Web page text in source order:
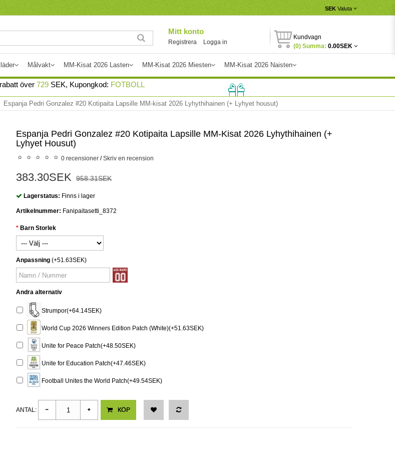
SEK Valuta
Mitt konto
Registrera Logga in
Kundvagn
(0) Summa: 0.00SEK
Målvakt MM-Kisat 2026 Lasten MM-Kisat 2026 Miesten MM-Kisat 2026 Naisten
rabatt över 729 SEK, Kupongkod: FOTBOLL
Espanja Pedri Gonzalez #20 Kotipaita Lapsille MM-kisat 2026 Lyhythihainen (+ Lyhyet housut)
Espanja Pedri Gonzalez #20 Kotipaita Lapsille MM-Kisat 2026 Lyhythihainen (+
Lyhyet Housut)
0 recensioner /Skriv en recension
383.30SEK 958.31SEK
Lagerstatus: Finns i lager
Artikelnummer: Fanipaitasetti_8372
Barn Storlek
Anpassning (+51.63SEK)
Andra alternativ
Strumpor(+64.14SEK)
World Cup 2026 Winners Edition Patch (White)(+51.63SEK)
Unite for Peace Patch(+48.50SEK)
Unite for Education Patch(+47.46SEK)
Football Unites the World Patch(+49.54SEK)
ANTAL: KÖP